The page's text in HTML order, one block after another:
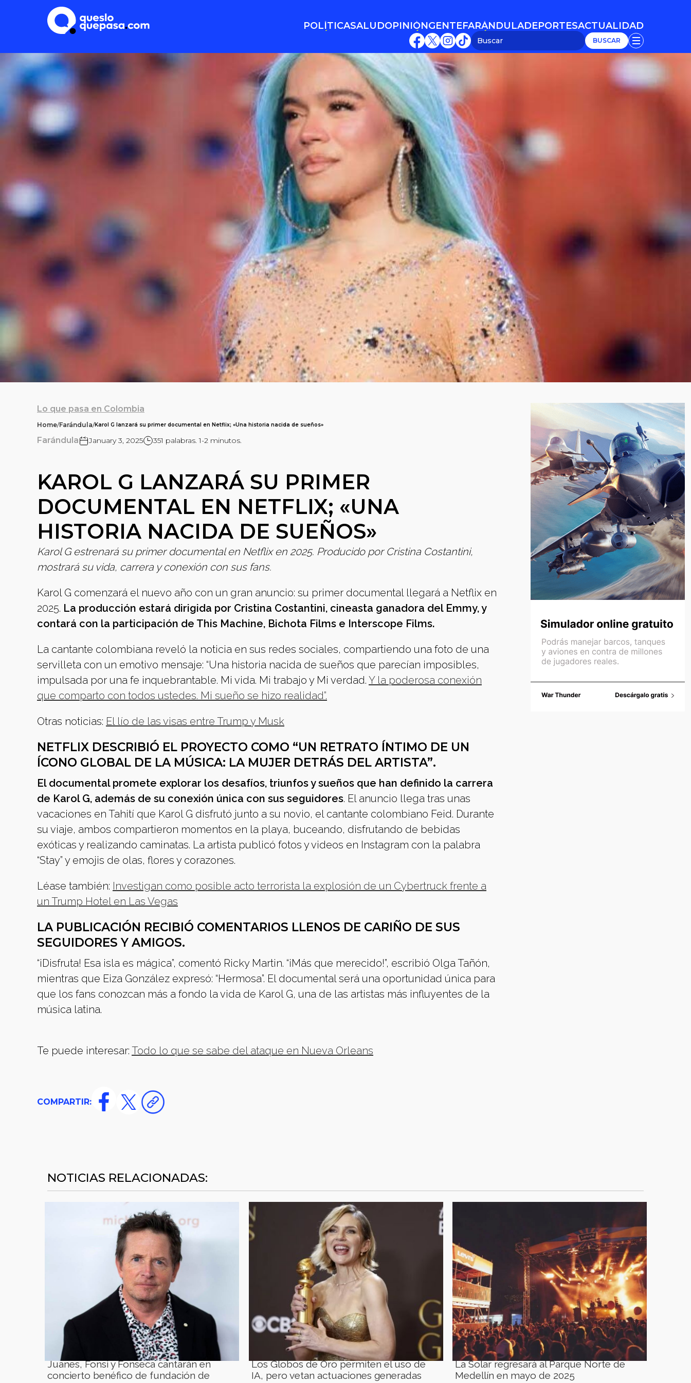
POLÍTICASALUDOPINIÓN
OPINIÓN
GENTE
GENTE
FARÁNDULA
FARÁNDULA
DEPORTESACTUALIDAD
ACTUALIDAD
Lo que pasa en Colombia
Home/Farándula/Karol G lanzará su primer documental en Netflix; «Una historia nacida de sueños»
Farándula January 3, 2025 351 palabras. 1-2 minutos.
KAROL G LANZARÁ SU PRIMER
DOCUMENTAL EN NETFLIX; «UNA
HISTORIA NACIDA DE SUEÑOS»
Karol G estrenará su primer documental en Netflix en 2025. Producido por Cristina Costantini,
mostrará su vida, carrera y conexión con sus fans.
Karol G comenzará el nuevo año con un gran anuncio: su primer documental llegará a Netflix en
2025. La producción estará dirigida por Cristina Costantini, cineasta ganadora del Emmy, y
contará con la participación de This Machine, Bichota Films e Interscope Films.
La cantante colombiana reveló la noticia en sus redes sociales, compartiendo una foto de una
servilleta con un emotivo mensaje: “Una historia nacida de sueños que parecían imposibles,
impulsada por una fe inquebrantable. Mi vida. Mi trabajo y Mi verdad. Y la poderosa conexión
que comparto con todos ustedes. Mi sueño se hizo realidad”.
Otras noticias: El lío de las visas entre Trump y Musk
NETFLIX DESCRIBIÓ EL PROYECTO COMO “UN RETRATO ÍNTIMO DE UN
ÍCONO GLOBAL DE LA MÚSICA: LA MUJER DETRÁS DEL ARTISTA”.
El documental promete explorar los desafíos, triunfos y sueños que han definido la carrera
de Karol G, además de su conexión única con sus seguidores. El anuncio llega tras unas
vacaciones en Tahití que Karol G disfrutó junto a su novio, el cantante colombiano Feid. Durante
su viaje, ambos compartieron momentos en la playa, buceando, disfrutando de bebidas
exóticas y realizando caminatas. La artista publicó fotos y videos en Instagram con la palabra
“Stay” y emojis de olas, flores y corazones.
Léase también: Investigan como posible acto terrorista la explosión de un Cybertruck frente a
un Trump Hotel en Las Vegas
LA PUBLICACIÓN RECIBIÓ COMENTARIOS LLENOS DE CARIÑO DE SUS
SEGUIDORES Y AMIGOS.
“¡Disfruta! Esa isla es mágica”, comentó Ricky Martin. “¡Más que merecido!”, escribió Olga Tañón,
mientras que Eiza González expresó: “Hermosa”. El documental será una oportunidad única para
que los fans conozcan más a fondo la vida de Karol G, una de las artistas más influyentes de la
música latina.
Te puede interesar: Todo lo que se sabe del ataque en Nueva Orleans
COMPARTIR:
NOTICIAS RELACIONADAS:
Juanes, Fonsi y Fonseca cantarán en
concierto benéfico de fundación de
Los Globos de Oro permiten el uso de
IA, pero vetan actuaciones generadas
La Solar regresará al Parque Norte de
Medellín en mayo de 2025